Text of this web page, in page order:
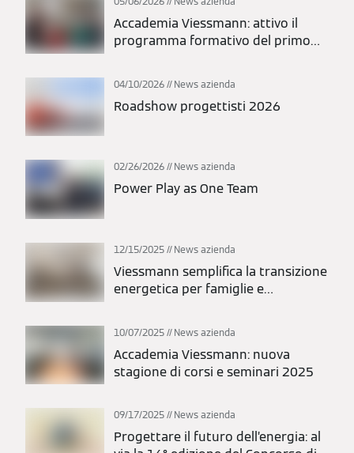
Accademia Viessmann: attivo il
programma formativo del primo
04/10/2026 News azienda
Roadshow progettisti 2026
02/26/2026 News azienda
Power Play as One Team
12/15/2025 News azienda
Viessmann semplifica la transizione
energetica per famiglie e
10/07/2025 News azienda
Accademia Viessmann: nuova
stagione di corsi e seminari 2025
09/17/2025 News azienda
Progettare il futuro dell’energia: al